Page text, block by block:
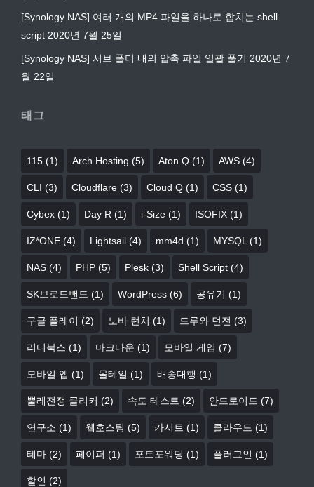
[Synology NAS] 여러 개의 MP4 파일을 하나로 합치는 shell
script 2020년 7월 25일
[Synology NAS] 서브 폴더 내의 압축 파일 일괄 풀기 2020년 7
월 22일
태그
115 (1) Arch Hosting (5) Aton Q (1) AWS (4)
CLI (3) Cloudflare (3) Cloud Q (1) CSS (1)
Cybex (1) Day R (1) i-Size (1) ISOFIX (1)
IZ*ONE (4) Lightsail (4) mm4d (1) MYSQL (1)
NAS (4) PHP (5) Plesk (3) Shell Script (4)
SK브로드밴드 (1) WordPress (6) 공유기 (1)
구글 플레이 (2) 노바 런처 (1) 드루와 던전 (3)
리디북스 (1) 마크다운 (1) 모바일 게임 (7)
모바일 앱 (1) 몰테일 (1) 배송대행 (1)
뿔레전쟁 클리커 (2) 속도 테스트 (2) 안드로이드 (7)
연구소 (1) 웹호스팅 (5) 카시트 (1) 클라우드 (1)
테마 (2) 페이퍼 (1) 포트포워딩 (1) 플러그인 (1)
할인 (2)